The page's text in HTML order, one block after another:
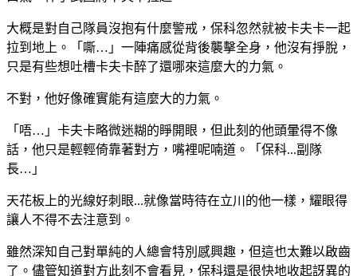
大概是對自己隊員沒抱有什麼警戒，保科忽然就被卡夫卡一起
拉到地上。「嘶…」一陣痛感從背後襲擊全身，他沒有掙脫，
只是有些想吐槽卡夫卡醉了還哪來這麼大的力氣。
不對，他好像確實能有這麼大的力氣。
「唔…」卡夫卡略微迷糊的睜開眼，但此刻的他頭暈得不像
話，他只是輕輕倚靠著對方，嘴裡呢喃道。「保科...副隊
長…」
天花板上的光線好刺眼...就像當時待在立川的他一樣，耀眼得
讓人不得不去注意到。
雖然深知自己對單純的人總會特別感興趣，但這也太難以啟齒
了。儘管知道對方此刻不會看見，保科還是很快地收起訝異的